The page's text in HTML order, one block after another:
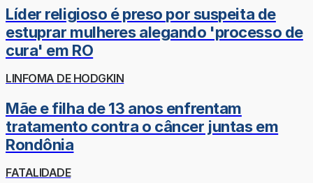
Líder religioso é preso por suspeita de
estuprar mulheres alegando 'processo de
cura' em RO
LINFOMA DE HODGKIN
Mãe e filha de 13 anos enfrentam
tratamento contra o câncer juntas em
Rondônia
FATALIDADE